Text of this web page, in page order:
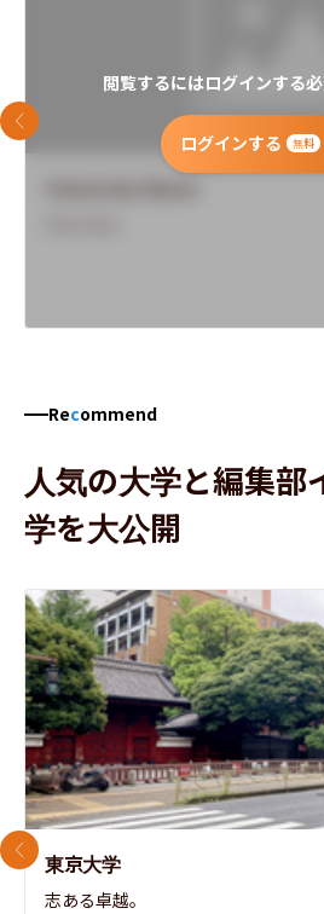
閲覧するにはログインする必
ログインする 無料
前のスライド
Recommend
人気の大学と編集部
学を大公開
東京大学
志ある卓越。
前のスライド